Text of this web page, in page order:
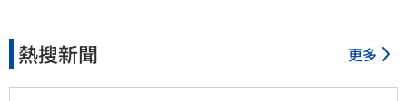
熱搜新聞 更多